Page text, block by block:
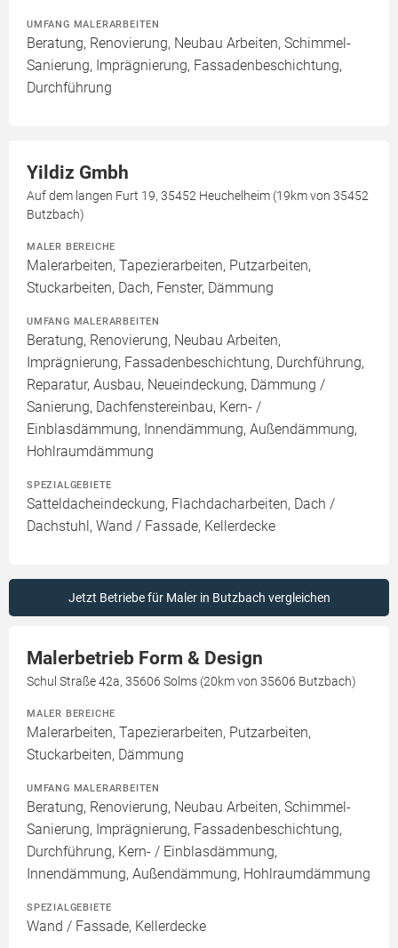
UMFANG MALERARBEITEN
Beratung, Renovierung, Neubau Arbeiten, Schimmel-
Sanierung, Imprägnierung, Fassadenbeschichtung,
Durchführung
Yildiz Gmbh
Auf dem langen Furt 19, 35452 Heuchelheim (19km von 35452
Butzbach)
MALER BEREICHE
Malerarbeiten, Tapezierarbeiten, Putzarbeiten,
Stuckarbeiten, Dach, Fenster, Dämmung
UMFANG MALERARBEITEN
Beratung, Renovierung, Neubau Arbeiten,
Imprägnierung, Fassadenbeschichtung, Durchführung,
Reparatur, Ausbau, Neueindeckung, Dämmung /
Sanierung, Dachfenstereinbau, Kern- /
Einblasdämmung, Innendämmung, Außendämmung,
Hohlraumdämmung
SPEZIALGEBIETE
Satteldacheindeckung, Flachdacharbeiten, Dach /
Dachstuhl, Wand / Fassade, Kellerdecke
Jetzt Betriebe für Maler in Butzbach vergleichen
Malerbetrieb Form & Design
Schul Straße 42a, 35606 Solms (20km von 35606 Butzbach)
MALER BEREICHE
Malerarbeiten, Tapezierarbeiten, Putzarbeiten,
Stuckarbeiten, Dämmung
UMFANG MALERARBEITEN
Beratung, Renovierung, Neubau Arbeiten, Schimmel-
Sanierung, Imprägnierung, Fassadenbeschichtung,
Durchführung, Kern- / Einblasdämmung,
Innendämmung, Außendämmung, Hohlraumdämmung
SPEZIALGEBIETE
Wand / Fassade, Kellerdecke